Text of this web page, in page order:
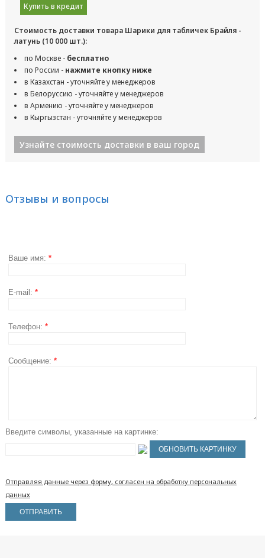
Купить в кредит
Стоимость доставки товара Шарики для табличек Брайля -
латунь (10 000 шт.):
по Москве - бесплатно
по России - нажмите кнопку ниже
в Казахстан - уточняйте у менеджеров
в Белоруссию - уточняйте у менеджеров
в Армению - уточняйте у менеджеров
в Кыргызстан - уточняйте у менеджеров
Узнайте стоимость доставки в ваш город
Отзывы и вопросы
Ваше имя: *
E-mail: *
Телефон: *
Сообщение: *
Введите символы, указанные на картинке:
Отправляя данные через форму, согласен на обработку персональных
данных